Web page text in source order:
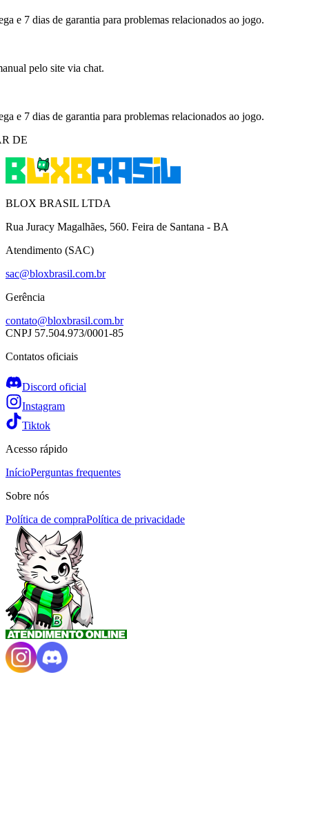
e 7 dias de garantia para problemas relacionados ao jogo.
pelo site via chat.
e 7 dias de garantia para problemas relacionados ao jogo.
DE
BLOX BRASIL LTDA
Rua Juracy Magalhães, 560. Feira de Santana - BA
Atendimento (SAC)
sac@bloxbrasil.com.br
Gerência
contato@bloxbrasil.com.br
CNPJ 57.504.973/0001-85
Contatos oficiais
Discord oficial
Instagram
Tiktok
Acesso rápido
InícioPerguntas frequentes
Sobre nós
Política de compraPolítica de privacidade